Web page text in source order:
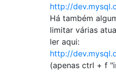
http://
Há também
limitar várias
ler aqui:
http://
(apenas ctrl + f